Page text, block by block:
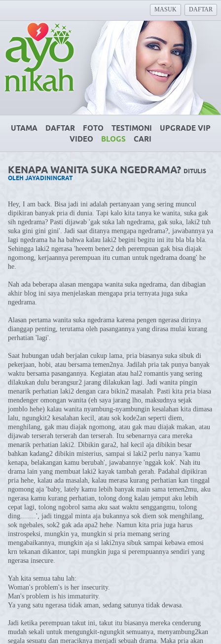
MASUK DAFTAR
UTAMA DAFTAR FOTO TESTIMONI
UPGRADE VIP
VIDEO
BLOGS CARI
KENAPA WANITA SUKA NGEDRAMA? DITULIS
OLEH JAYADININGRAT
Hey, I am back. Bisa jadi ini adalah pertanyaan yang sering muncul
dipikiran banyak pria di dunia. Tapi kalo kita tanya ke wanita, suka gak
sih ngedrama? Pasti dijawab 'gak suka lah ngedrama, gak suka, laki2 tuh
suka gini gini gini'. Jadi saat ditanya mengapa ngedrama?, jawabannya ya
lagi ngedrama ha ha bahwa kalau laki2 begini begitu ini itu bla bla bla.
Sehingga laki2 ngerasa 'heeem bener2 deh perempuan gak bisa diajak
ngomong, kerjaannya perempuan itu cuman untuk ngedrama doang' he
he.
Nah ada beberapa alasan mengapa wanita suka ngedrama, dan dibagian
akhir blog ini saya menjelaskan mengapa pria ternyata juga suka
ngedrama.
Alasan pertama wanita suka ngedrama karena pengen ngerasa dirinya
dianggap penting, terutama oleh pasangannya yang dirasa mulai kurang
perhatian 'lagi'.
Saat hubungan udah berjalan cukup lama, pria biasanya suka sibuk di
pekerjaan, hobi, atau bersama temen2nya. Jadilah pria tak punya banyak
waktu bersama pasangannya. Kegiatan atau hal2 romantis yang sering
dilakukan dulu berangsur2 jarang dilakukan lagi. Jadi wanita pingin
menarik perhatian laki2 dengan cara bikin2 masalah. Pasti kita pria biasa
mendenger omongan wanita (eh saya jarang lho, maksudnya sejak
jomblo hehe) kalau wanita nyambung-nyambungin kesalahan kita dimasa
lalu, ngungkit2 kesalahan kecil, atau sok kode2an seperti diem,
menghilang, gak mau diajak ngomong, atau gak mau diajak makan, atau
dijawab terserah terserah dan terserah. Itu sebenarnya cara mereka
menarik perhatian laki2. Dibikin gara2, hal kecil aja dibikin besar
bahkan kadang2 dibikin misterius, sampai si laki2 perlu nanya 'kamu
kenapa, belakangan kamu berubah', jawabannye 'nggak kok'. Nah itu
drama lain yang membuat laki2 kayak tambah gerah. Padahal dipikiran
pria hehe, kalau ada masalah, kalau merasa kurang perhatian kan tinggal
ngomong aja 'baby, lately kamu lebih banyak main sama temen2mu, aku
ngerasa kamu kurang perhatian, tolong dong kalau jemput aku lebih
cepat lagi, tolong ngobrol sama aku saat waktu senggangmu, tolong
ding........', jadi tinggal minta aja bukannya sok diem sok menghilang,
sok ngebales, sok2 gak ada apa2 hehe. Namun kita pria juga harus
instrospeksi, mungkin ya, mungkin si pria memang sering
mengabaikannya, mungkin aja si laki2nya sibuk sampai kebawa emosi
krn tekanan dikantor, tapi mungkin juga si perempuannya sendiri yang
ngerasa insecure.
Yah kita semua tahu lah:
Woman's problem's is her insecurity.
Man's problem is his immaturity.
Ya yang satu ngerasa tidak aman, sedang satunya tidak dewasa.
Jadi ketika perempuan takut ini, takut itu biasanya mereka cenderung
mudah sekali untuk mengungkit-ngungkit semuanya, menyambung2kan
segala sesuatu dan meraciknya menjadi sebuah drama. Maka pria akan